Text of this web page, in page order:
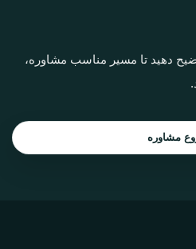
دهید تا مسیر مناسب مشاوره،
مشاوره